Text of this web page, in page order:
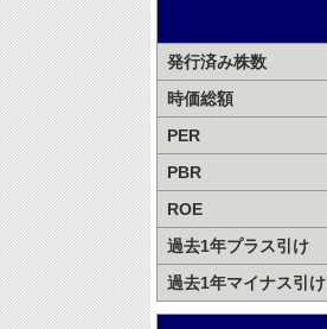
発行済み株数
時価総額
PER
PBR
ROE
過去1年プラス引け
過去1年マイナス引け